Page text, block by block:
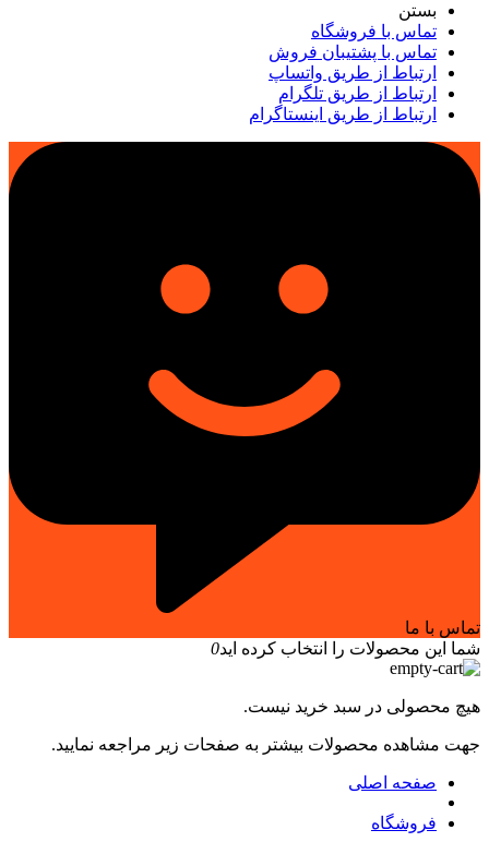
بستن
تماس با فروشگاه
تماس با پشتیبان فروش
ارتباط از طریق واتساپ
ارتباط از طریق تلگرام
ارتباط از طریق اینستاگرام
تماس با ما
شما این محصولات را انتخاب کرده اید0
هیچ محصولی در سبد خرید نیست.
جهت مشاهده محصولات بیشتر به صفحات زیر مراجعه نمایید.
صفحه اصلی
فروشگاه